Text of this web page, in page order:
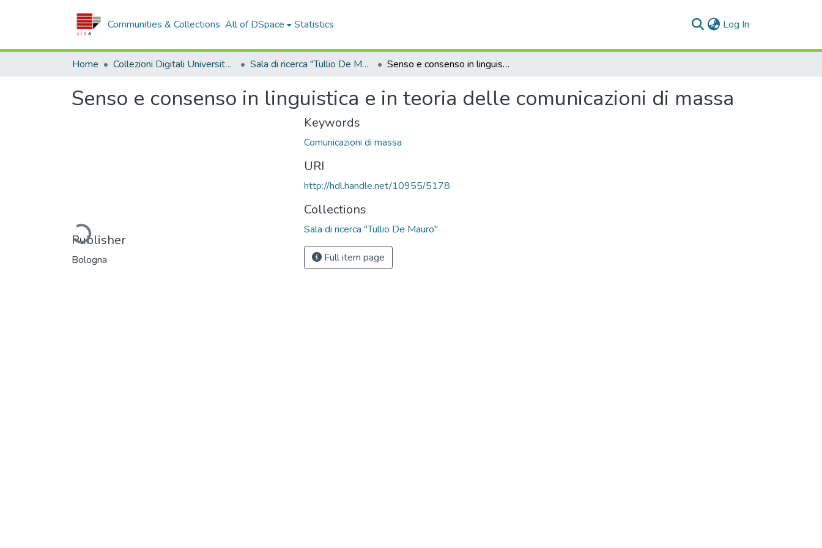
Communities & Collections All of DSpace Statistics Log In
Home Collezioni Digitali Università della Calabria Sala di ricerca "Tullio De Mauro" Senso e consenso in linguistica e in teoria delle comunicazioni di massa
Senso e consenso in linguistica e in teoria delle comunicazioni di massa
Loading...
Publisher
Bologna
Keywords
Comunicazioni di massa
URI
http://hdl.handle.net/10955/5178
Collections
Sala di ricerca "Tullio De Mauro"
Full item page